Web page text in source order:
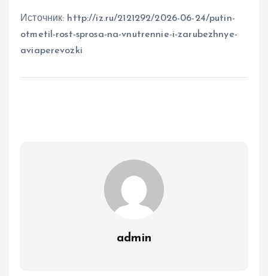
Источник: http://iz.ru/2121292/2026-06-24/putin-
otmetil-rost-sprosa-na-vnutrennie-i-zarubezhnye-
aviaperevozki
admin